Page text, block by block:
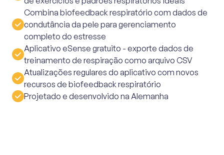
Combina biofeedback respiratório com dados de
condutância da pele para gerenciamento
completo do estresse
Aplicativo eSense gratuito - exporte dados de
treinamento de respiração como arquivo CSV
Atualizações regulares do aplicativo com novos
recursos de biofeedback respiratório
Projetado e desenvolvido na Alemanha